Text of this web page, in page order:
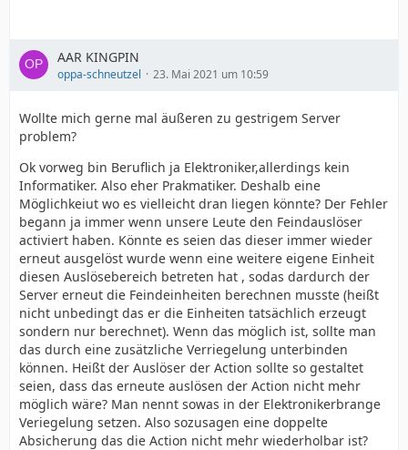
AAR KINGPIN
oppa-schneutzel 23. Mai 2021 um 10:59
Wollte mich gerne mal äußeren zu gestrigem Server
problem?
Ok vorweg bin Beruflich ja Elektroniker,allerdings kein
Informatiker. Also eher Prakmatiker. Deshalb eine
Möglichkeiut wo es vielleicht dran liegen könnte? Der Fehler
begann ja immer wenn unsere Leute den Feindauslöser
activiert haben. Könnte es seien das dieser immer wieder
erneut ausgelöst wurde wenn eine weitere eigene Einheit
diesen Auslösebereich betreten hat , sodas dardurch der
Server erneut die Feindeinheiten berechnen musste (heißt
nicht unbedingt das er die Einheiten tatsächlich erzeugt
sondern nur berechnet). Wenn das möglich ist, sollte man
das durch eine zusätzliche Verriegelung unterbinden
können. Heißt der Auslöser der Action sollte so gestaltet
seien, dass das erneute auslösen der Action nicht mehr
möglich wäre? Man nennt sowas in der Elektronikerbrange
Veriegelung setzen. Also sozusagen eine doppelte
Absicherung das die Action nicht mehr wiederholbar ist?